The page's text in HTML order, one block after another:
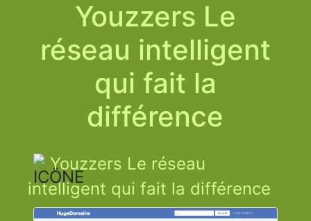
Youzzers Le
réseau intelligent
qui fait la
différence
Youzzers Le réseau
intelligent qui fait la différence